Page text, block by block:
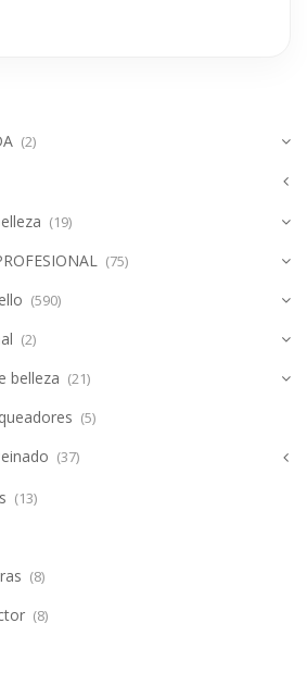
(2)
(19)
(75)
(590)
(2)
belleza (21)
(5)
(37)
(13)
(8)
(8)